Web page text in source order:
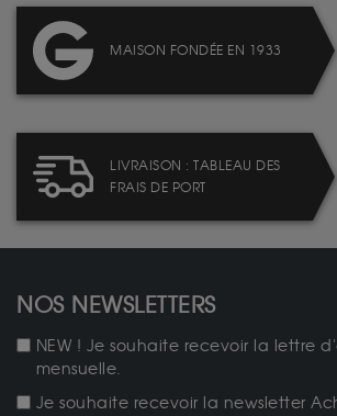
MAISON FONDÉE EN 1933
LIVRAISON : TABLEAU DES
FRAIS DE PORT
NOS NEWSLETTERS
NEW ! Je souhaite recevoir la lettre
mensuelle.
Je souhaite recevoir la newsletter